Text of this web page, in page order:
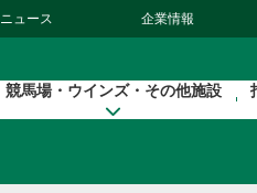
ニュース 企業情報
競馬場・ウインズ・その他施設